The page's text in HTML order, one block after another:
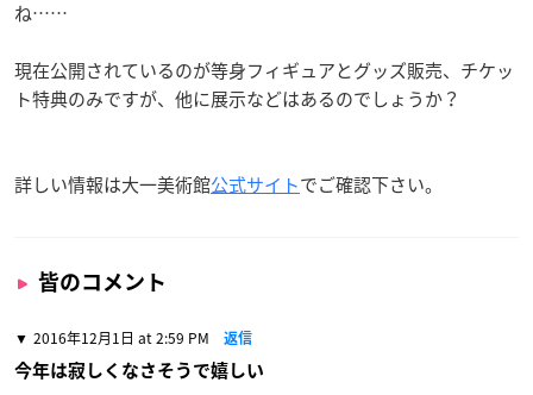
ね……
現在公開されているのが等身フィギュアとグッズ販売、チケッ
ト特典のみですが、他に展示などはあるのでしょうか？
詳しい情報は大一美術館公式サイトでご確認下さい。
皆のコメント
2016年12月1日 at 2:59 PM 返信
今年は寂しくなさそうで嬉しい